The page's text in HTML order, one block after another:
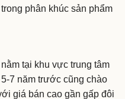
phân khúc sản phẩm
tại khu vực trung tâm
7 năm trước cũng chào
giá bán cao gần gấp đôi